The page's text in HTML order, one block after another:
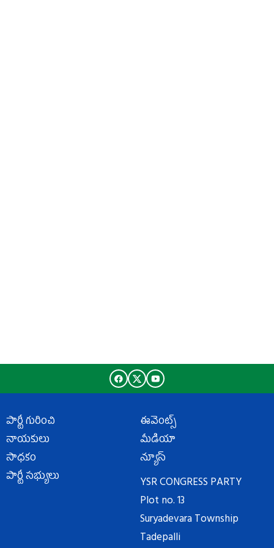
పార్టీ గురించి
నాయకులు
సాధకం
పార్టీ సభ్యులు
ఈవెంట్స్
మీడియా
న్యూస్
YSR CONGRESS PARTY
Plot no. 13
Suryadevara Township
Tadepalli